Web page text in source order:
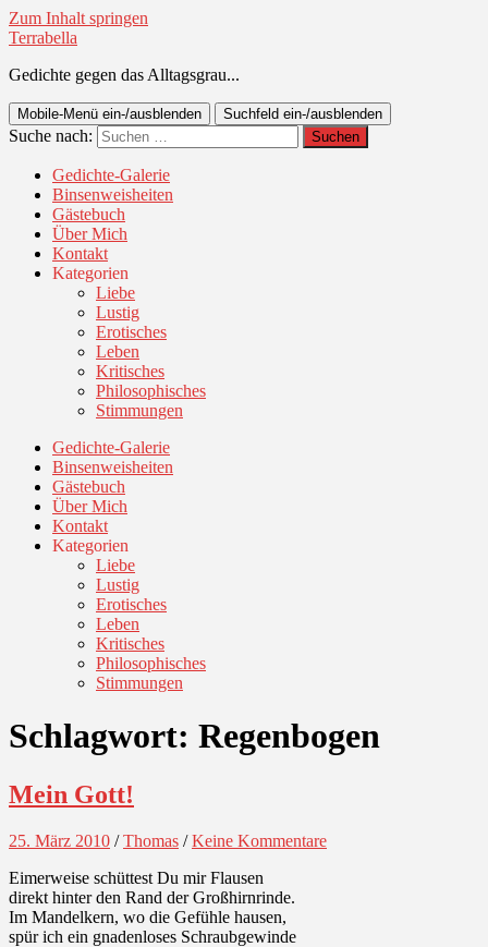
Zum Inhalt springen
Terrabella
Gedichte gegen das Alltagsgrau...
Mobile-Menü ein-/ausblenden Suchfeld ein-/ausblenden
Suche nach:
Gedichte-Galerie
Binsenweisheiten
Gästebuch
Über Mich
Kontakt
Kategorien
Liebe
Lustig
Erotisches
Leben
Kritisches
Philosophisches
Stimmungen
Gedichte-Galerie
Binsenweisheiten
Gästebuch
Über Mich
Kontakt
Kategorien
Liebe
Lustig
Erotisches
Leben
Kritisches
Philosophisches
Stimmungen
Schlagwort: Regenbogen
Mein Gott!
25. März 2010 /Thomas /Keine Kommentare
Eimerweise schüttest Du mir Flausen
direkt hinter den Rand der Großhirnrinde.
Im Mandelkern, wo die Gefühle hausen,
spür ich ein gnadenloses Schraubgewinde